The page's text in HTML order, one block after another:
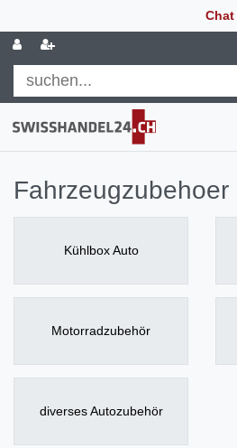
Chat
Fahrzeugzubehoer
Kühlbox Auto
Motorradzubehör
diverses Autozubehör